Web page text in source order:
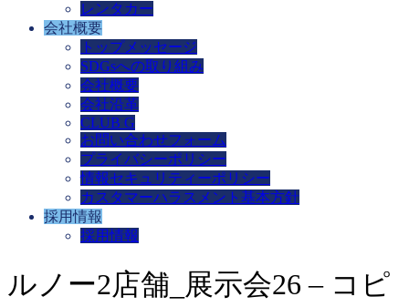
レンタカー
会社概要
トップメッセージ
SDGsへの取り組み
会社概要
会社沿革
CLUB G
お問い合わせフォーム
プライバシーポリシー
情報セキュリティーポリシー
カスタマーハラスメント基本方針
採用情報
採用情報
ルノー2店舗_展示会26 – コピ